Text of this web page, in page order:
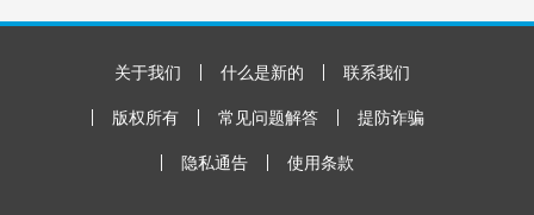
Footer Bottom
关于我们 什么是新的 联系我们
版权所有 常见问题解答 提防诈骗
隐私通告 使用条款